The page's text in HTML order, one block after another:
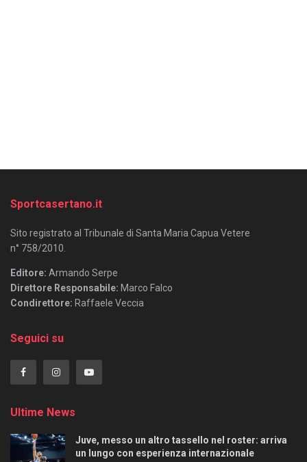
Sportcasertano.it
Sito registrato al Tribunale di Santa Maria Capua Vetere
n° 758/2010.
Editore: Armando Serpe
Direttore Responsabile: Marco Falco
Condirettore: Raffaele Veccia
Seguici su
Ultime News
Juve, messo un altro tassello nel roster: arriva
un lungo con esperienza internazionale